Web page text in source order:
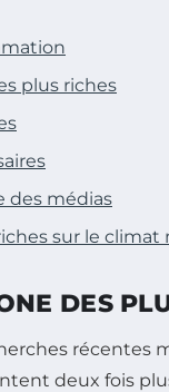
plus riches
des médias
sur le climat
DES
récentes
deux fois